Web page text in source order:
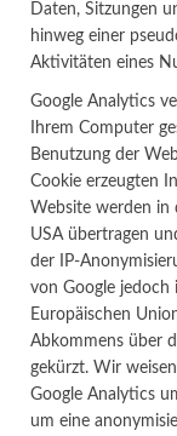
Daten, Sitzungen
hinweg einer
Aktivitäten eines
Google Analytics
Ihrem Computer
Benutzung der
Cookie erzeugten
Website werden in
USA übertragen
der IP-
von Google jedoch
Europäischen
Abkommens über
gekürzt. Wir
Google Analytics
um eine